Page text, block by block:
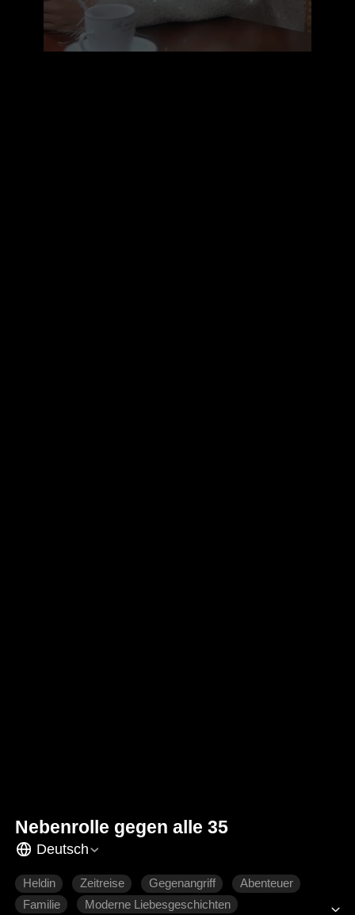
Nebenrolle gegen alle 35
Deutsch
Heldin Zeitreise Gegenangriff
Abenteuer
Familie
Moderne Liebesgeschichten